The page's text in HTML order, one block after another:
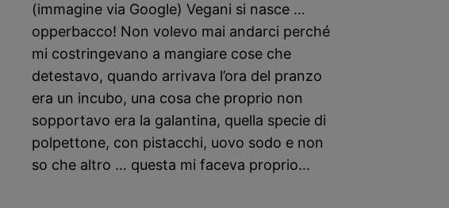
(immagine via Google) Vegani si nasce …
opperbacco! Non volevo mai andarci perché
mi costringevano a mangiare cose che
detestavo, quando arrivava l’ora del pranzo
era un incubo, una cosa che proprio non
sopportavo era la galantina, quella specie di
polpettone, con pistacchi, uovo sodo e non
so che altro … questa mi faceva proprio…